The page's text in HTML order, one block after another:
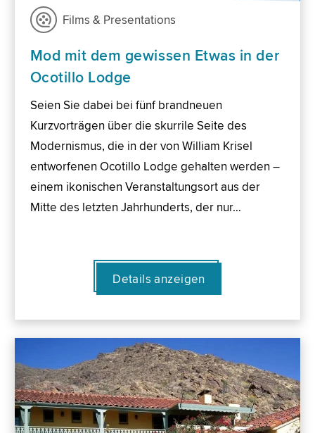
Films & Presentations
Mod mit dem gewissen Etwas in der
Ocotillo Lodge
Seien Sie dabei bei fünf brandneuen
Kurzvorträgen über die skurrile Seite des
Modernismus, die in der von William Krisel
entworfenen Ocotillo Lodge gehalten werden –
einem ikonischen Veranstaltungsort aus der
Mitte des letzten Jahrhunderts, der nur…
Details anzeigen